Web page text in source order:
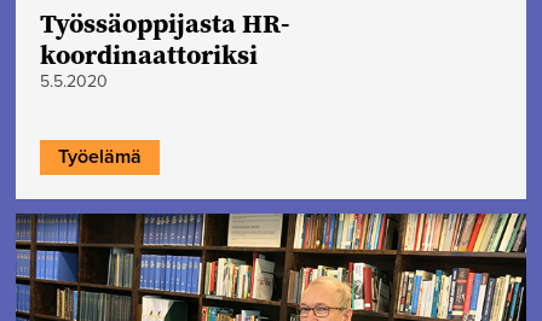
Työssäoppijasta HR-
koordinaattoriksi
5.5.2020
Työelämä